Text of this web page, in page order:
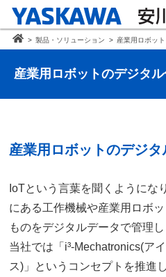
> 製品・ソリューション > 産業用ロボット
産業用ロボットのデジタ
産業用ロボットのデジタ
IoTという言葉を聞くようにな
にある工作機械や産業用ロボ
ものをデジタルデータで管理
当社では「i³-Mechatronics(ア
ス)」というコンセプトを推進